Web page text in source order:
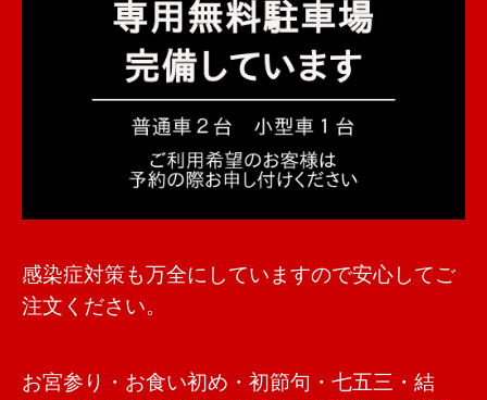
感染症対策も万全にしていますので安心してご
注文ください。
お宮参り・お食い初め・初節句・七五三・結